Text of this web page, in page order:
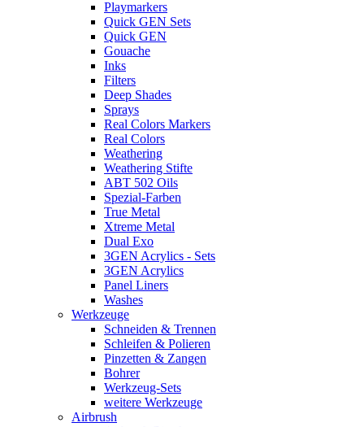
Playmarkers
Quick GEN Sets
Quick GEN
Gouache
Inks
Filters
Deep Shades
Sprays
Real Colors Markers
Real Colors
Weathering
Weathering Stifte
ABT 502 Oils
Spezial-Farben
True Metal
Xtreme Metal
Dual Exo
3GEN Acrylics - Sets
3GEN Acrylics
Panel Liners
Washes
Werkzeuge
Schneiden & Trennen
Schleifen & Polieren
Pinzetten & Zangen
Bohrer
Werkzeug-Sets
weitere Werkzeuge
Airbrush